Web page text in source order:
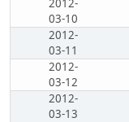
2012-
03-10
2012-
03-11
2012-
03-12
2012-
03-13